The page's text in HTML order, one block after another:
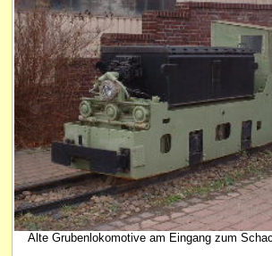
Alte Grubenlokomotive am Eingang zum